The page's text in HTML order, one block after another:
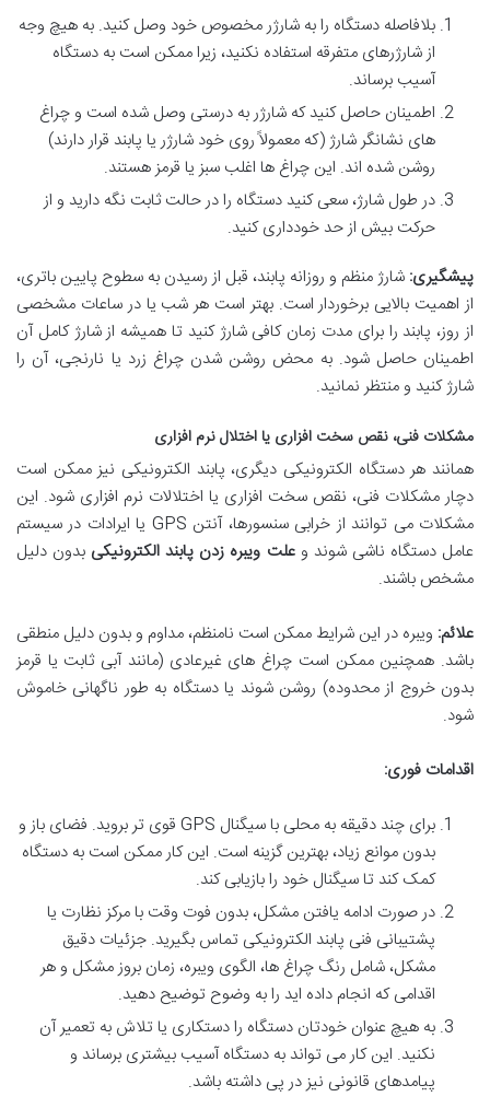
بلافاصله دستگاه را به شارژر مخصوص خود وصل کنید. به هیچ وجه
از شارژرهای متفرقه استفاده نکنید، زیرا ممکن است به دستگاه
آسیب برساند.
اطمینان حاصل کنید که شارژر به درستی وصل شده است و چراغ
های نشانگر شارژ (که معمولاً روی خود شارژر یا پابند قرار دارند)
روشن شده اند. این چراغ ها اغلب سبز یا قرمز هستند.
در طول شارژ، سعی کنید دستگاه را در حالت ثابت نگه دارید و از
حرکت بیش از حد خودداری کنید.
پیشگیری: شارژ منظم و روزانه پابند، قبل از رسیدن به سطوح پایین باتری،
از اهمیت بالایی برخوردار است. بهتر است هر شب یا در ساعات مشخصی
از روز، پابند را برای مدت زمان کافی شارژ کنید تا همیشه از شارژ کامل آن
اطمینان حاصل شود. به محض روشن شدن چراغ زرد یا نارنجی، آن را
شارژ کنید و منتظر نمانید.
مشکلات فنی، نقص سخت افزاری یا اختلال نرم افزاری
همانند هر دستگاه الکترونیکی دیگری، پابند الکترونیکی نیز ممکن است
دچار مشکلات فنی، نقص سخت افزاری یا اختلالات نرم افزاری شود. این
مشکلات می توانند از خرابی سنسورها، آنتن GPS یا ایرادات در سیستم
عامل دستگاه ناشی شوند وعلت ویبره زدن پابند الکترونیکی بدون دلیل
مشخص باشند.
علائم: ویبره در این شرایط ممکن است نامنظم، مداوم و بدون دلیل منطقی
باشد. همچنین ممکن است چراغ های غیرعادی (مانند آبی ثابت یا قرمز
بدون خروج از محدوده) روشن شوند یا دستگاه به طور ناگهانی خاموش
شود.
اقدامات فوری:
برای چند دقیقه به محلی با سیگنال GPS قوی تر بروید. فضای باز و
بدون موانع زیاد، بهترین گزینه است. این کار ممکن است به دستگاه
کمک کند تا سیگنال خود را بازیابی کند.
در صورت ادامه یافتن مشکل، بدون فوت وقت با مرکز نظارت یا
پشتیبانی فنی پابند الکترونیکی تماس بگیرید. جزئیات دقیق
مشکل، شامل رنگ چراغ ها، الگوی ویبره، زمان بروز مشکل و هر
اقدامی که انجام داده اید را به وضوح توضیح دهید.
به هیچ عنوان خودتان دستگاه را دستکاری یا تلاش به تعمیر آن
نکنید. این کار می تواند به دستگاه آسیب بیشتری برساند و
پیامدهای قانونی نیز در پی داشته باشد.